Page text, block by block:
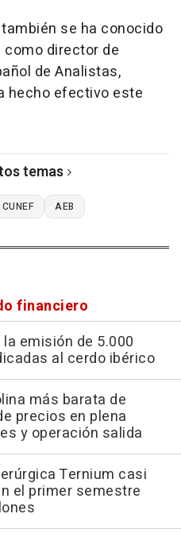
se ha conocido
como director de
de Analistas,
hecho efectivo este
temas
CUNEF AEB
financiero
emisión de 5.000
al cerdo ibérico
más barata de
precios en plena
y operación salida
Ternium casi
el primer semestre